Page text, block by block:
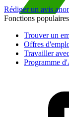
Rédiger un avis
Fonctions populaires
Trouver un
Offres
Travailler
Programme